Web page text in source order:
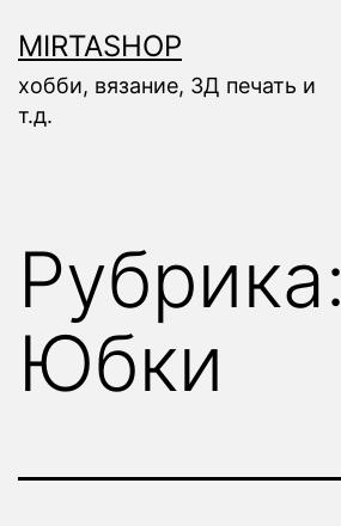
содержимому
MIRTASHOP
хобби, вязание, 3Д печать и
т.д.
Рубрика:
Юбки